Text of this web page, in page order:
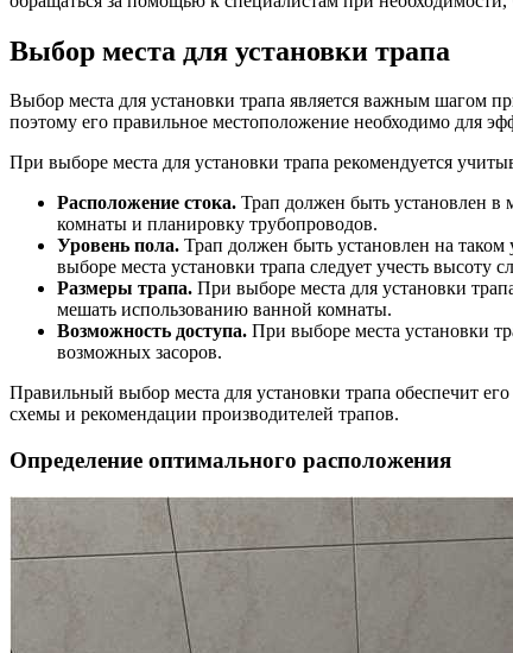
Выбор места для установки трапа
Выбор места для установки трапа является важным шагом
поэтому его правильное местоположение необходимо для
При выборе места для установки трапа рекомендуется
Расположение стока. Трап должен быть установлен в
комнаты и планировку трубопроводов.
Уровень пола. Трап должен быть установлен на таком
выборе места установки трапа следует учесть высоту
Размеры трапа. При выборе места для установки
мешать использованию ванной комнаты.
Возможность доступа. При выборе места установки
возможных засоров.
Правильный выбор места для установки трапа обеспечит
схемы и рекомендации производителей трапов.
Определение оптимального расположения